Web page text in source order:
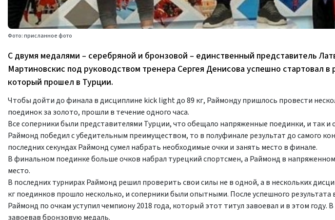
Фото: присланное фото
С двумя медалями – серебряной и бронзовой – единственный представитель
Мартиновскис под руководством тренера Сергея Денисова успешно стартовал
который прошел в Турции.
Чтобы дойти до финала в дисциплине kick light до 89 кг, Раймонду пришлось провести
поединок за золото, прошли в течение одного часа.
Все соперники были представителями Турции, что обещало напряженные поединки, и так и
Раймонд победил с убедительным преимуществом, то в полуфинале результат до самого
последних секундах Раймонд сумел набрать необходимые очки и занять место в финале.
В финальном поединке больше очков набрал турецкий спортсмен, а Раймонд в
место.
В последних турнирах Раймонд решил проверить свои силы не в одной, а в нескольких
кг поединков прошло несколько, и соперники были опытными. После успешного
Раймонд по очкам уступил чемпиону 2018 года, который этот титул завоевал и в этом году.
завоевав бронзовую медаль.